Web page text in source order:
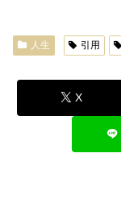
人生 引用
X